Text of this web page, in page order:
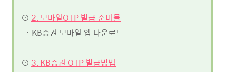
⊙ 2. 모바일OTP 발급 준비물
· KB증권 모바일 앱 다운로드
⊙ 3. KB증권 OTP 발급방법